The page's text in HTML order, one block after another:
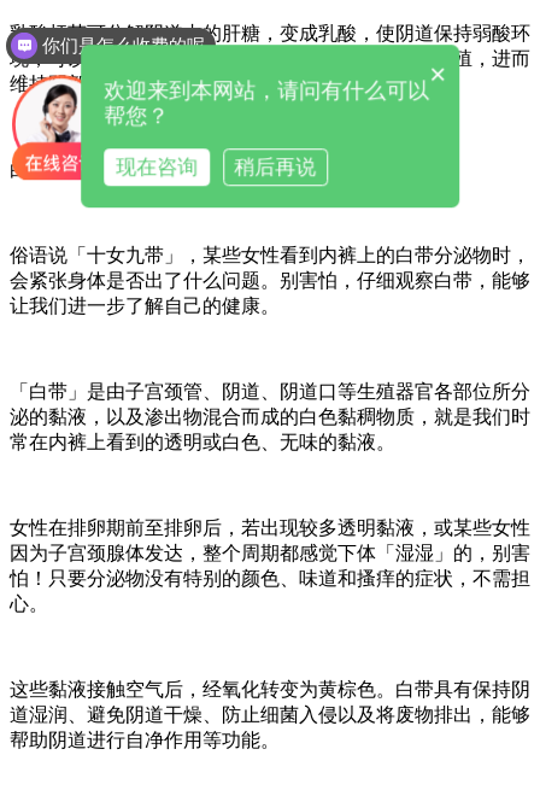
乳酸杆菌可分解阴道内的肝糖，变成乳酸，使阴道保持弱酸环
境，可以抑制喜欢在偏碱性环境中的细菌或霉菌的繁殖，进而
维持阴部的健康，此为阴道的「自净作用」功能。
白带是什么？
俗语说「十女九带」，某些女性看到内裤上的白带分泌物时，
会紧张身体是否出了什么问题。别害怕，仔细观察白带，能够
让我们进一步了解自己的健康。
「白带」是由子宫颈管、阴道、阴道口等生殖器官各部位所分
泌的黏液，以及渗出物混合而成的白色黏稠物质，就是我们时
常在内裤上看到的透明或白色、无味的黏液。
女性在排卵期前至排卵后，若出现较多透明黏液，或某些女性
因为子宫颈腺体发达，整个周期都感觉下体「湿湿」的，别害
怕！只要分泌物没有特别的颜色、味道和搔痒的症状，不需担
心。
这些黏液接触空气后，经氧化转变为黄棕色。白带具有保持阴
道湿润、避免阴道干燥、防止细菌入侵以及将废物排出，能够
帮助阴道进行自净作用等功能。
你们是怎么收费的呢
×
欢迎来到本网站，请问有什么可以
帮您？
现在咨询 稍后再说